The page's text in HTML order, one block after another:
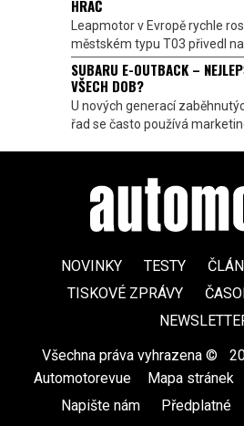
HRÁČ
Leapmotor v Evropě rychle
městském typu T03 přivedl na
SUBARU E-OUTBACK –
VŠECH DOB?
U nových generací
řad se často používá
NOVINKY TESTY
TISKOVÉ ZPRÁVY
Všechna práva vyhrazena ©
Automotorevue
Mapa stránek
Napište nám
Předplatné